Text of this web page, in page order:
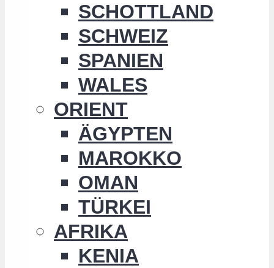
SCHOTTLAND
SCHWEIZ
SPANIEN
WALES
ORIENT
ÄGYPTEN
MAROKKO
OMAN
TÜRKEI
AFRIKA
KENIA